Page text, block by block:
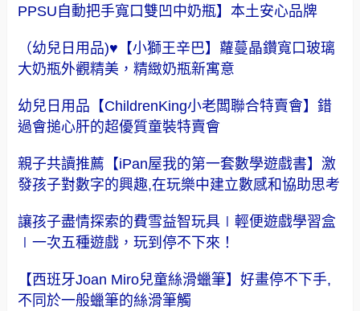
PPSU自動把手寬口雙凹中奶瓶】本土安心品牌
（幼兒日用品)♥【小獅王辛巴】蘿蔓晶鑽寬口玻璃
大奶瓶外觀精美，精緻奶瓶新寓意
幼兒日用品【ChildrenKing小老闆聯合特賣會】錯
過會搥心肝的超優質童裝特賣會
親子共讀推薦【iPan屋我的第一套數學遊戲書】激
發孩子對數字的興趣,在玩樂中建立數感和協助思考
讓孩子盡情探索的費雪益智玩具∣輕便遊戲學習盒
∣一次五種遊戲，玩到停不下來！
【西班牙Joan Miro兒童絲滑蠟筆】好畫停不下手,
不同於一般蠟筆的絲滑筆觸